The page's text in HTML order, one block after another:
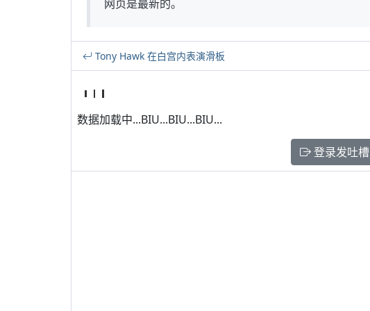
网页是最新的。
Tony Hawk 在白宫内表演滑板
数据加载中...BIU...BIU...BIU...
登录发吐槽